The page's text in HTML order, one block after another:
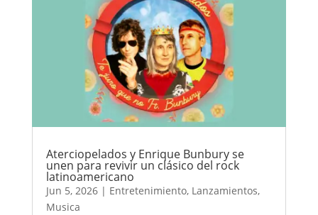
Aterciopelados y Enrique Bunbury se
unen para revivir un clásico del rock
latinoamericano
Jun 5, 2026| Entretenimiento, Lanzamientos,
Musica